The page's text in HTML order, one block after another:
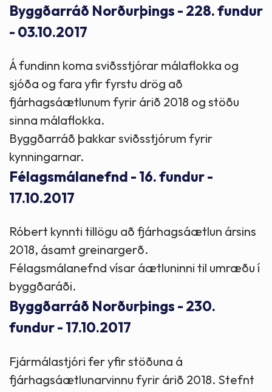
Byggðarráð Norðurþings - 228. fundur
- 03.10.2017
Á fundinn koma sviðsstjórar málaflokka og
sjóða og fara yfir fyrstu drög að
fjárhagsáætlunum fyrir árið 2018 og stöðu
sinna málaflokka.
Byggðarráð þakkar sviðsstjórum fyrir
kynningarnar.
Félagsmálanefnd - 16. fundur -
17.10.2017
Róbert kynnti tillögu að fjárhagsáætlun ársins
2018, ásamt greinargerð.
Félagsmálanefnd vísar áætluninni til umræðu í
byggðaráði.
Byggðarráð Norðurþings - 230.
fundur - 17.10.2017
Fjármálastjóri fer yfir stöðuna á
fjárhagsáætlunarvinnu fyrir árið 2018. Stefnt